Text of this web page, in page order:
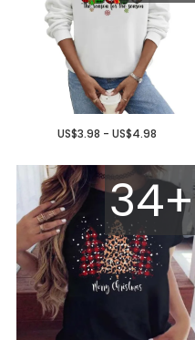
US$3.98 - US$4.98
34+